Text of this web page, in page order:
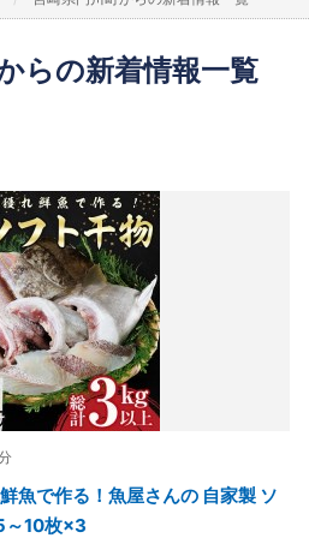
らの新着情報一覧
魚で作る！魚屋さんの 自家製 ソ
～10枚×3